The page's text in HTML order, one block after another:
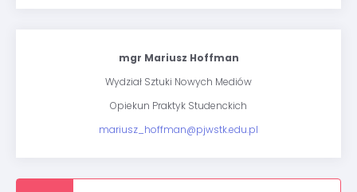
mgr Mariusz Hoffman
Wydział Sztuki Nowych Mediów
Opiekun Praktyk Studenckich
mariusz_hoffman@pjwstk.edu.pl